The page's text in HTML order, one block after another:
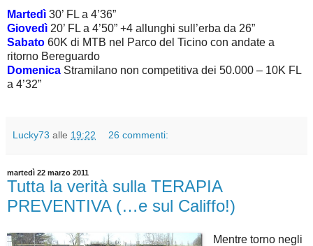
Martedì 30’ FL a 4’36”
Giovedì 20’ FL a 4’50” +4 allunghi sull’erba da 26”
Sabato 60K di MTB nel Parco del Ticino con andate a
ritorno Bereguardo
Domenica Stramilano non competitiva dei 50.000 – 10K FL
a 4’32”
Lucky73 alle 19:22 26 commenti:
martedì 22 marzo 2011
Tutta la verità sulla TERAPIA
PREVENTIVA (…e sul Califfo!)
Mentre torno negli